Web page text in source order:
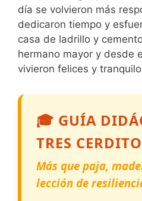
día se volvieron más
dedicaron tiempo y
casa de ladrillo y
hermano mayor y desde
vivieron felices y
🎓 GUÍA
TRES
Más que paja,
lección de